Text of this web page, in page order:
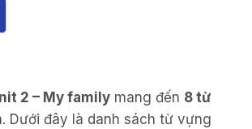
2 – My family mang đến 8 từ
Dưới đây là danh sách từ vựng